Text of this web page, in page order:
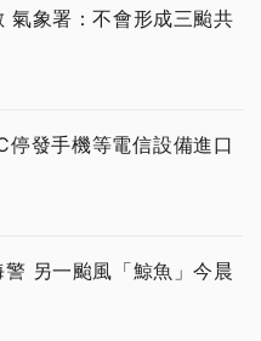
氣象署：不會形成三颱共
發手機等電信設備進口
另一颱風「鯨魚」今晨